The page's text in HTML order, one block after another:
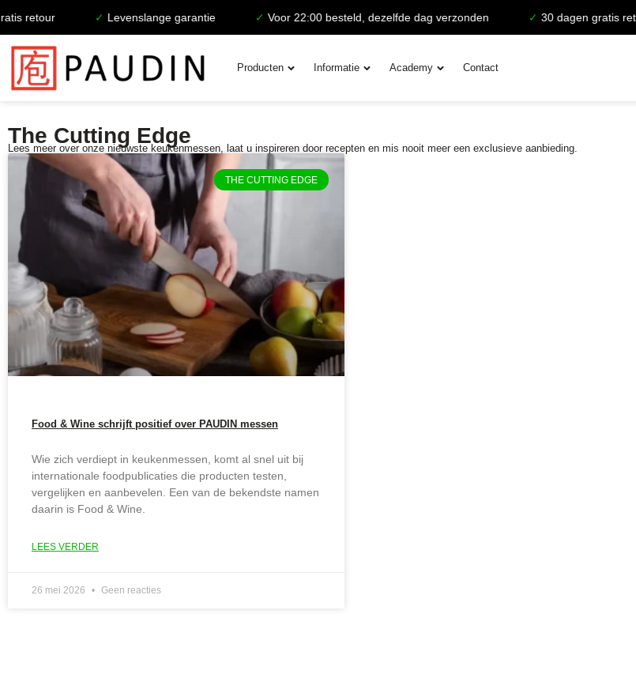
retour Levenslange garantie Voor 22:00 besteld, dezelfde dag verzonden 30 dagen gratis retour
Producten Informatie Academy Contact
The Cutting Edge
Lees meer over onze nieuwste keukenmessen, laat u inspireren door recepten en mis nooit meer een exclusieve aanbieding.
THE CUTTING EDGE
Food & Wine schrijft positief over PAUDIN messen
Wie zich verdiept in keukenmessen, komt al snel uit bij
internationale foodpublicaties die producten testen,
vergelijken en aanbevelen. Een van de bekendste namen
daarin is Food & Wine.
LEES VERDER
26 mei 2026 Geen reacties